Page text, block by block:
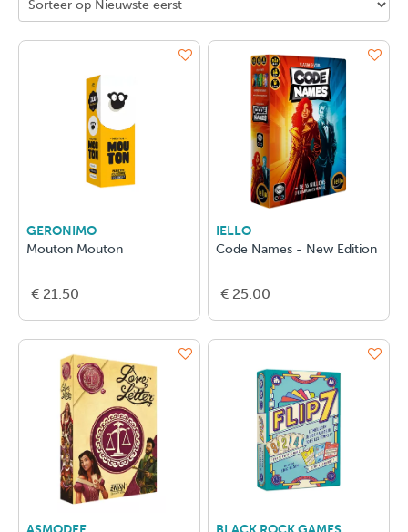
GERONIMO
Mouton Mouton
€ 21.50
IELLO
Code Names - New Edition
€ 25.00